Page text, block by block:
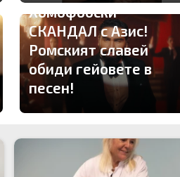
Хомофобски
СКАНДАЛ с Азис!
Ромският славей
обиди гейовете в
песен!